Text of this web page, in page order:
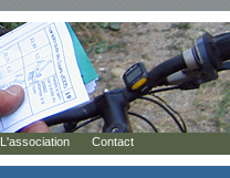
L'association Contact